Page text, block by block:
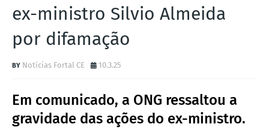
ex-ministro Silvio Almeida
por difamação
Notícias Fortal CE 10.3.25
Em comunicado, a ONG ressaltou a
gravidade das ações do ex-ministro.